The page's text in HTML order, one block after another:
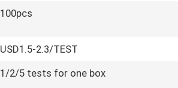
100pcs
USD1.5-2.3/TEST
1/2/5 tests for one box